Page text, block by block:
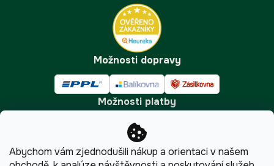
Abychom vám zjednodušili nákup a orientaci v našem
Možnosti dopravy
Možnosti platby